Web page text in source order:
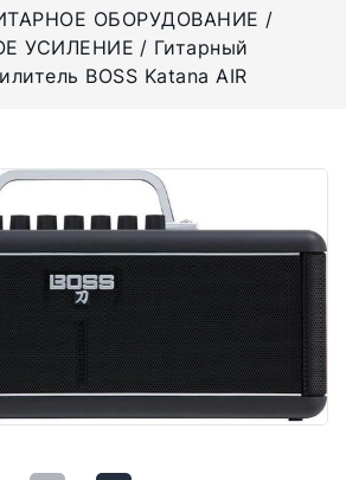
ОБОРУДОВАНИЕ
УСИЛЕНИЕ
Гитарный
BOSS Katana AIR